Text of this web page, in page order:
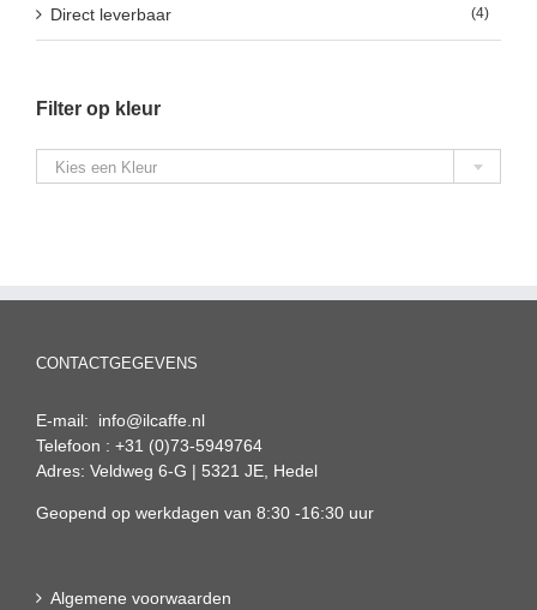
Direct leverbaar (4)
Filter op kleur

Kies een Kleur
CONTACTGEGEVENS
E-mail: info@ilcaffe.nl
Telefoon : +31 (0)73-5949764
Adres: Veldweg 6-G | 5321 JE, Hedel
Geopend op werkdagen van 8:30 -16:30 uur
Algemene voorwaarden